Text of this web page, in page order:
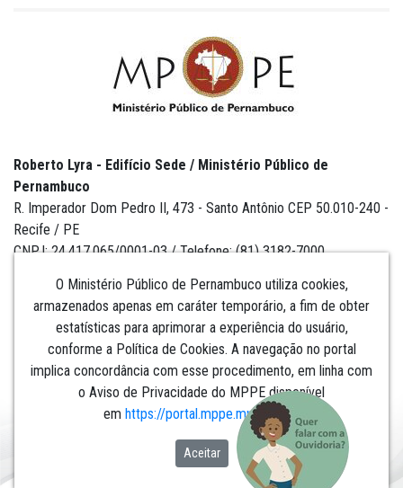
O Ministério Público de Pernambuco utiliza cookies,
armazenados apenas em caráter temporário, a fim de obter
estatísticas para aprimorar a experiência do usuário,
conforme a Política de Cookies. A navegação no portal
implica concordância com esse procedimento, em linha com
o Aviso de Privacidade do MPPE disponível
em https://portal.mppe.mp.br/lgpd.​​​​​​​
Aceitar
Roberto Lyra - Edifício Sede / Ministério Público de
Pernambuco
R. Imperador Dom Pedro II, 473 - Santo Antônio CEP 50.010-240 -
Recife / PE
CNPJ: 24.417.065/0001-03 / Telefone: (81) 3182-7000
Institucional
Comunicação